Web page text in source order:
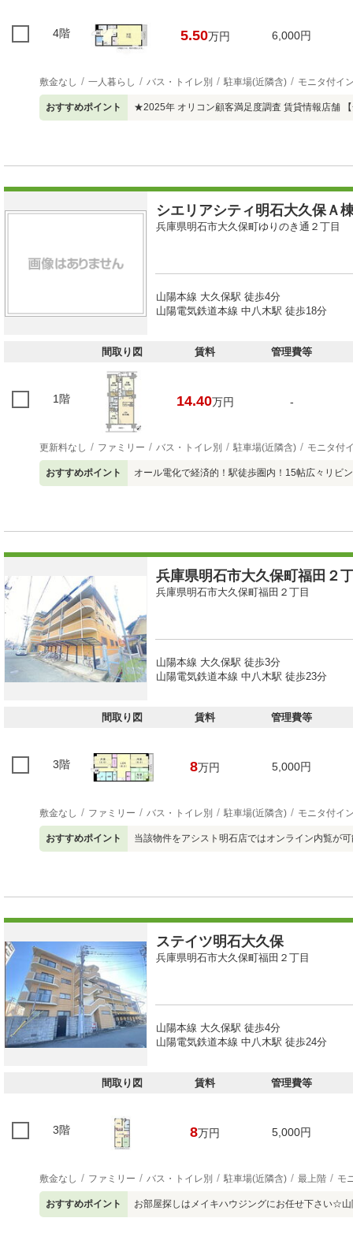
4階 5.50万円 6,000円
敷金なし 一人暮らし バス・トイレ別 駐車場(近隣含) モニタ付イ
おすすめポイント ★2025年 オリコン顧客満足度調査 賃貸情報店舗
シエリアシティ明石大久保Ａ
兵庫県明石市大久保町ゆりのき通２丁目
山陽本線 大久保駅 徒歩4分
山陽電気鉄道本線 中八木駅 徒歩18分
間取り図 賃料 管理費等
1階 14.40万円 -
更新料なし ファミリー バス・トイレ別 駐車場(近隣含) モニタ付
おすすめポイント オール電化で経済的！駅徒歩圏内！15帖広々リビ
兵庫県明石市大久保町福田２
兵庫県明石市大久保町福田２丁目
山陽本線 大久保駅 徒歩3分
山陽電気鉄道本線 中八木駅 徒歩23分
間取り図 賃料 管理費等
3階 8万円 5,000円
敷金なし ファミリー バス・トイレ別 駐車場(近隣含) モニタ付イ
おすすめポイント 当該物件をアシスト明石店ではオンライン内覧が
ステイツ明石大久保
兵庫県明石市大久保町福田２丁目
山陽本線 大久保駅 徒歩4分
山陽電気鉄道本線 中八木駅 徒歩24分
間取り図 賃料 管理費等
3階 8万円 5,000円
敷金なし ファミリー バス・トイレ別 駐車場(近隣含) 最上階 モ
おすすめポイント お部屋探しはメイキハウジングにお任せ下さい☆